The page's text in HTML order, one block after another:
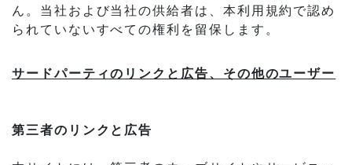
ん。当社および当社の供給者は、本利用規約で認め
られていないすべての権利を留保します。
サードパーティのリンクと広告、その他のユーザー
第三者のリンクと広告